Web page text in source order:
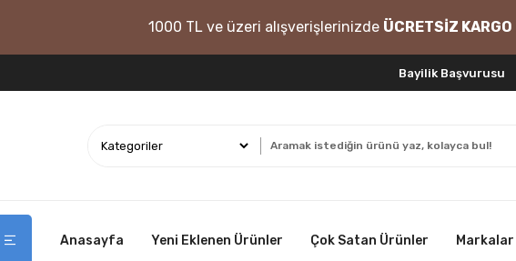
1000 TL ve üzeri alışverişlerinizde ÜCRETSİZ KARGO
Bayilik Başvurusu
Anasayfa Yeni Eklenen Ürünler Çok Satan Ürünler Markalar